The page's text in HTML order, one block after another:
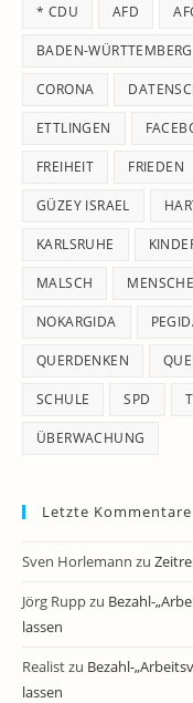
* CDU AFD
BADEN-WÜRTTEMBERG
CORONA
ETTLINGEN
FREIHEIT FRIEDEN
GÜZEY ISRAEL
KARLSRUHE
MALSCH
NOKARGIDA
QUERDENKEN
SCHULE SPD
ÜBERWACHUNG
Letzte Kommentare
Sven Horlemann zu
Jörg Ruppzu Bezahl-
lassen
Realistzu Bezahl-
lassen